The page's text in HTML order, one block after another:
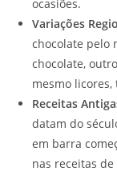
ocasiões.
Variações
chocolate pelo
chocolate,
mesmo
Receitas
datam do
em barra
nas receitas de